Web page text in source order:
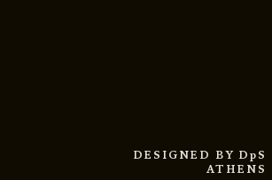
DESIGNED BY DpS
ATHENS